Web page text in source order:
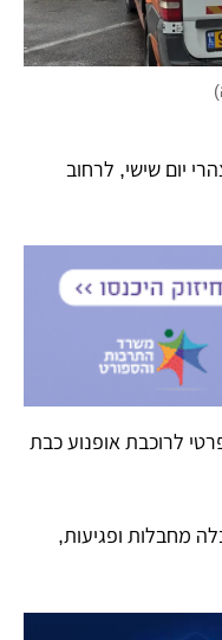
הוזעקו בשעה 12:30 בצהרי יום שישי, לרחוב
לרוכבת אופנוע כבת
מחבלות ופגיעות,